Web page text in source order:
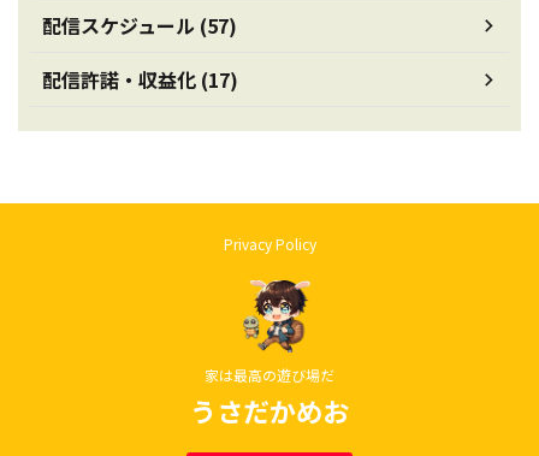
配信スケジュール (57)
配信許諾・収益化 (17)
Privacy Policy
家は最高の遊び場だ
うさだかめお